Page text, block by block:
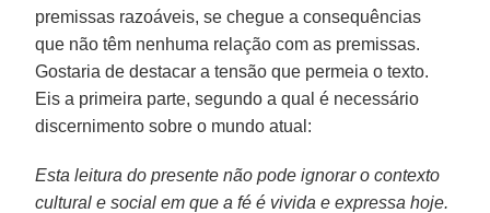
premissas razoáveis, se chegue a consequências
que não têm nenhuma relação com as premissas.
Gostaria de destacar a tensão que permeia o texto.
Eis a primeira parte, segundo a qual é necessário
discernimento sobre o mundo atual:
Esta leitura do presente não pode ignorar o contexto
cultural e social em que a fé é vivida e expressa hoje.